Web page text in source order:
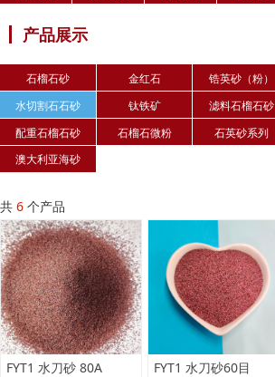
石榴石砂 金红石
锆英砂（粉）
水切割石石砂
钛铁矿
滤料石榴石砂
配重石榴石砂
石榴石微粉 石英砂系列
共 6 个产品
FYT1 水刀砂 80A FYT1 水刀砂60目
产品展示
澳大利亚海砂